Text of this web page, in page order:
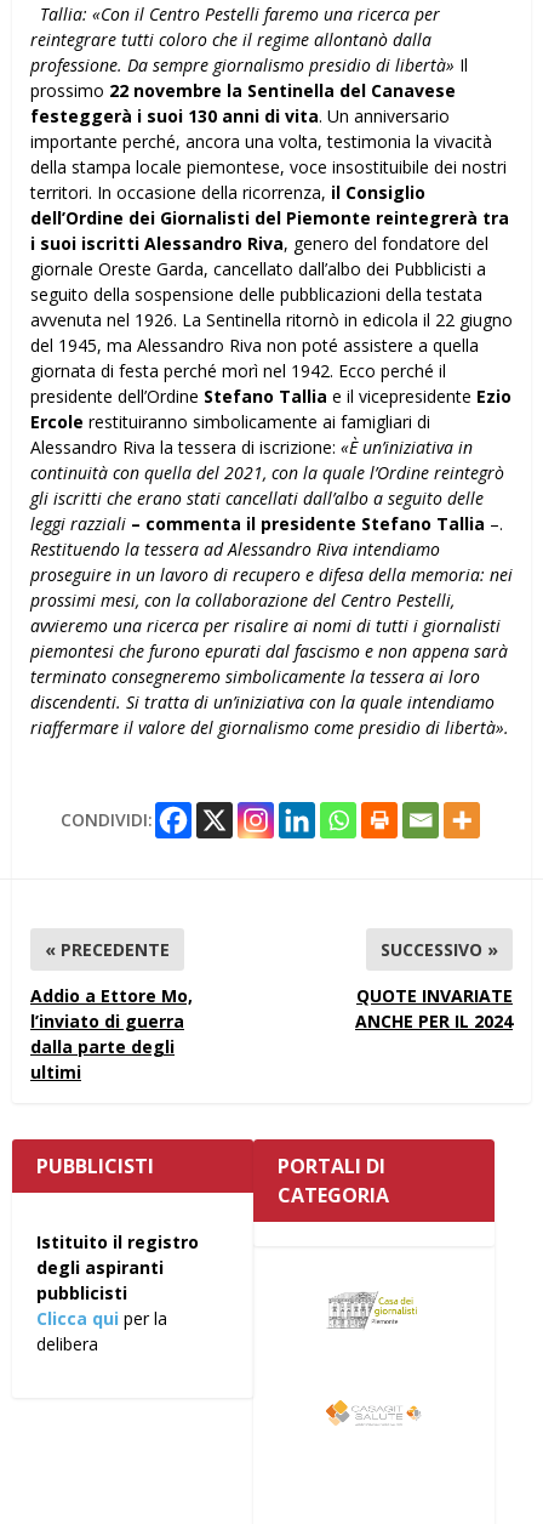
Tallia: «Con il Centro Pestelli faremo una ricerca per
reintegrare tutti coloro che il regime allontanò dalla
professione. Da sempre giornalismo presidio di libertà» Il
prossimo 22 novembre la Sentinella del Canavese
festeggerà i suoi 130 anni di vita. Un anniversario
importante perché, ancora una volta, testimonia la vivacità
della stampa locale piemontese, voce insostituibile dei nostri
territori. In occasione della ricorrenza, il Consiglio
dell’Ordine dei Giornalisti del Piemonte reintegrerà tra
i suoi iscritti Alessandro Riva, genero del fondatore del
giornale Oreste Garda, cancellato dall’albo dei Pubblicisti a
seguito della sospensione delle pubblicazioni della testata
avvenuta nel 1926. La Sentinella ritornò in edicola il 22 giugno
del 1945, ma Alessandro Riva non poté assistere a quella
giornata di festa perché morì nel 1942. Ecco perché il
presidente dell’Ordine Stefano Tallia e il vicepresidente Ezio
Ercole restituiranno simbolicamente ai famigliari di
Alessandro Riva la tessera di iscrizione: «È un’iniziativa in
continuità con quella del 2021, con la quale l’Ordine reintegrò
gli iscritti che erano stati cancellati dall’albo a seguito delle
leggi razziali – commenta il presidente Stefano Tallia –.
Restituendo la tessera ad Alessandro Riva intendiamo
proseguire in un lavoro di recupero e difesa della memoria: nei
prossimi mesi, con la collaborazione del Centro Pestelli,
avvieremo una ricerca per risalire ai nomi di tutti i giornalisti
piemontesi che furono epurati dal fascismo e non appena sarà
terminato consegneremo simbolicamente la tessera ai loro
discendenti. Si tratta di un’iniziativa con la quale intendiamo
riaffermare il valore del giornalismo come presidio di libertà».
CONDIVIDI:
« PRECEDENTE
Addio a Ettore Mo,
l’inviato di guerra
dalla parte degli
ultimi
SUCCESSIVO »
QUOTE INVARIATE
ANCHE PER IL 2024
PUBBLICISTI
Istituito il registro
degli aspiranti
pubblicisti
Clicca qui per la
delibera
PORTALI DI
CATEGORIA